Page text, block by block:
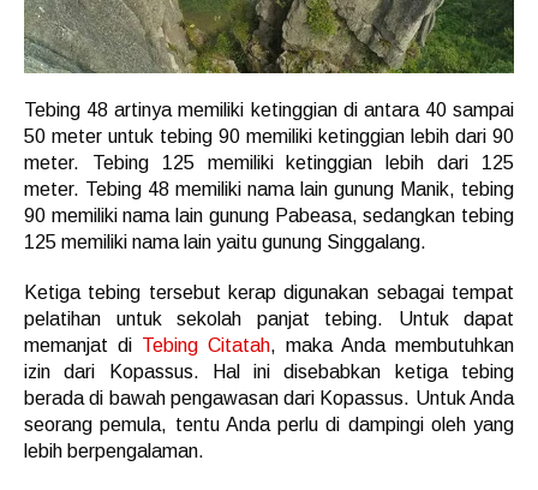
Tebing 48 artinya memiliki ketinggian di antara 40 sampai
50 meter untuk tebing 90 memiliki ketinggian lebih dari 90
meter. Tebing 125 memiliki ketinggian lebih dari 125
meter. Tebing 48 memiliki nama lain gunung Manik, tebing
90 memiliki nama lain gunung Pabeasa, sedangkan tebing
125 memiliki nama lain yaitu gunung Singgalang.
Ketiga tebing tersebut kerap digunakan sebagai tempat
pelatihan untuk sekolah panjat tebing. Untuk dapat
memanjat di Tebing Citatah, maka Anda membutuhkan
izin dari Kopassus. Hal ini disebabkan ketiga tebing
berada di bawah pengawasan dari Kopassus. Untuk Anda
seorang pemula, tentu Anda perlu di dampingi oleh yang
lebih berpengalaman.